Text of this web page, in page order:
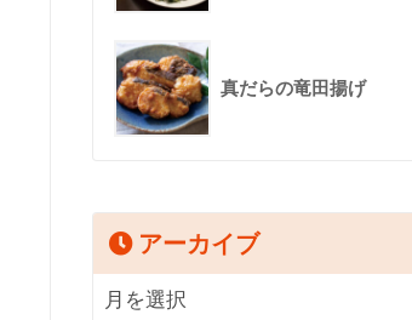
真だらの竜田揚げ
アーカイブ